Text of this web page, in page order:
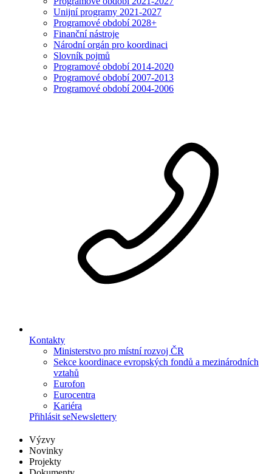
Unijní programy 2021-2027
Programové období 2028+
Finanční nástroje
Národní orgán pro koordinaci
Slovník pojmů
Programové období 2014-2020
Programové období 2007-2013
Programové období 2004-2006
Kontakty
Ministerstvo pro místní rozvoj ČR
Sekce koordinace evropských fondů a mezinárodních
vztahů
Eurofon
Eurocentra
Kariéra
Přihlásit seNewslettery
Výzvy
Novinky
Projekty